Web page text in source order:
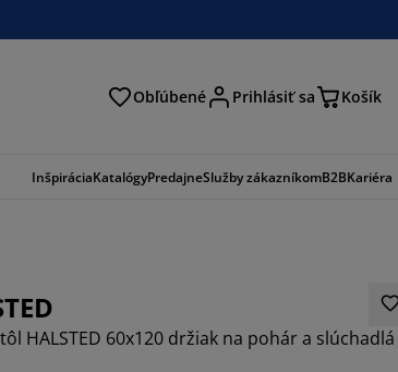
Obľúbené Prihlásiť sa Košík
InšpiráciaKatalógyPredajneSlužby zákazníkomB2BKariéra
HALSTED 60x120 držiak na pohár a slúchadlá